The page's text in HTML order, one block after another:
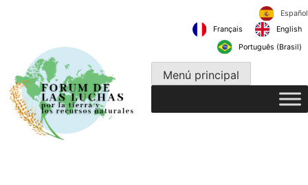
Français
Português
Menú principal